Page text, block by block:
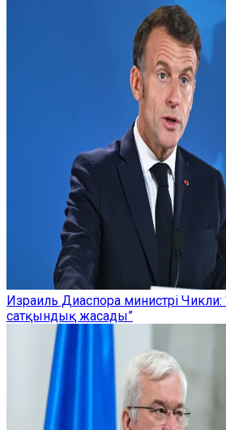
Израиль Диаспора министрі Чикли:
сатқындық жасады”